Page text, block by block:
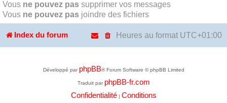
Vous ne pouvez pas supprimer vos messages
Vous ne pouvez pas joindre des fichiers
Index du forum Heures au format UTC+01:00
Développé par phpBB® Forum Software © phpBB Limited
Traduit par phpBB-fr.com
Confidentialité| Conditions